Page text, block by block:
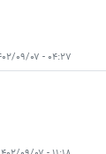
۰۴:۲۷ - ۱۴۰۲/۰۹/۰۷